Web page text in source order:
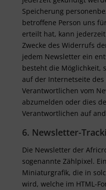
Speicherung
betroffene Person uns
erteilt hat, kann
Zwecke des Widerrufs
jedem Newsletter ein
besteht die Möglichkeit,
auf der Internetseite
Verantwortlichen vom
abzumelden oder dies
Verantwortlichen auf
6. Newsletter-
Die Newsletter der
sogenannte Zählpixel.
Miniaturgrafik, die in
wird, welche im HTML-